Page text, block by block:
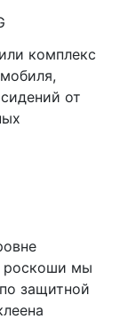
комплекс
от
роскоши мы
защитной